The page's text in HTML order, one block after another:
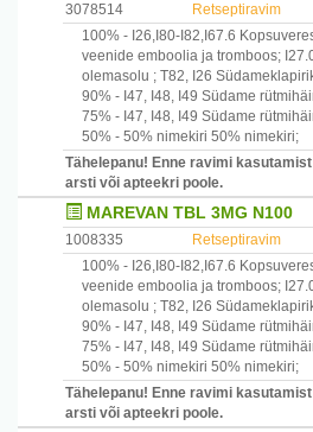
3078514 Retseptiravim
100% - I26,I80-I82,I67.6
veenide emboolia ja tromboos;
olemasolu ; T82, I26
90% - I47, I48, I49 Südame
75% - I47, I48, I49 Südame
50% - 50% nimekiri 50% nimekiri;
Tähelepanu! Enne ravimi
arsti või apteekri poole.
MAREVAN TBL 3MG N100
1008335 Retseptiravim
100% - I26,I80-I82,I67.6
veenide emboolia ja tromboos;
olemasolu ; T82, I26
90% - I47, I48, I49 Südame
75% - I47, I48, I49 Südame
50% - 50% nimekiri 50% nimekiri;
Tähelepanu! Enne ravimi
arsti või apteekri poole.